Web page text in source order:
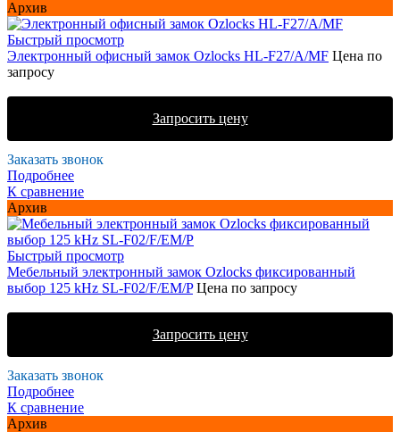
Архив
Быстрый просмотр
Электронный офисный замок Ozlocks HL-F27/A/MF Цена по
запросу
Запросить цену
Заказать звонок
Подробнее
К сравнение
Архив
Быстрый просмотр
Мебельный электронный замок Ozlocks фиксированный
выбор 125 kHz SL-F02/F/EM/P Цена по запросу
Запросить цену
Заказать звонок
Подробнее
К сравнение
Архив